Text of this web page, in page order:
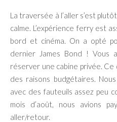
La traversée à l’aller s’est
calme. L’expérience ferry est
bord et cinéma. On a opté
dernier James Bond ! Vous
réserver une cabine privée. Ce
des raisons budgétaires.
avec des fauteuils assez peu
mois d’août, nous avions
aller/retour.